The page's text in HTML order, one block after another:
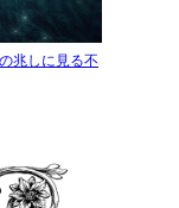
兆しに見る不